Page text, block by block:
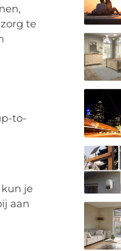
te
to-
je
aan